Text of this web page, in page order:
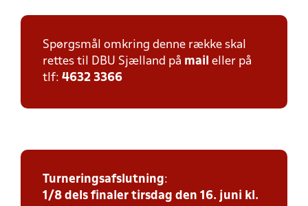
Spørgsmål omkring denne række skal
rettes til DBU Sjælland på mail eller på
tlf: 4632 3366
Turneringsafslutning:
1/8 dels finaler tirsdag den 16. juni kl.